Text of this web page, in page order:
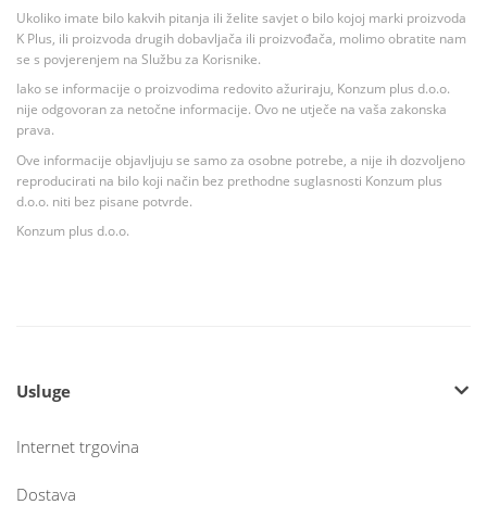
Ukoliko imate bilo kakvih pitanja ili želite savjet o bilo kojoj marki proizvoda
K Plus, ili proizvoda drugih dobavljača ili proizvođača, molimo obratite nam
se s povjerenjem na Službu za Korisnike.
Iako se informacije o proizvodima redovito ažuriraju, Konzum plus d.o.o.
nije odgovoran za netočne informacije. Ovo ne utječe na vaša zakonska
prava.
Ove informacije objavljuju se samo za osobne potrebe, a nije ih dozvoljeno
reproducirati na bilo koji način bez prethodne suglasnosti Konzum plus
d.o.o. niti bez pisane potvrde.
Konzum plus d.o.o.
Usluge
Internet trgovina
Dostava